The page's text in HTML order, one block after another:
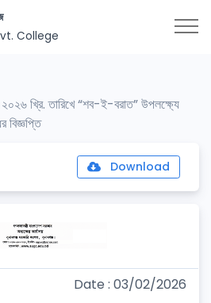
College
খ্রি. তারিখে “শব-ই-বরাত” উপলক্ষ্যে
বিজ্ঞপ্তি
Download
Date : 03/02/2026